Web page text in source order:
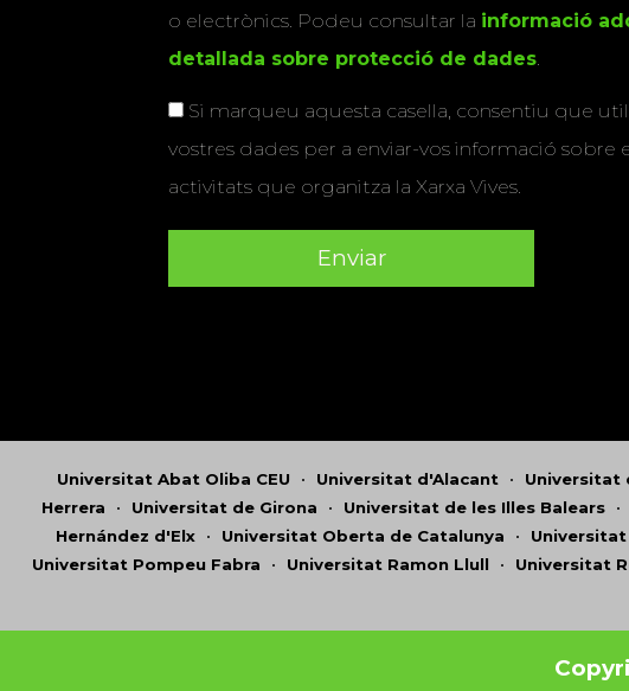
o electrònics. Podeu consultar la informació
detallada sobre protecció de dades
Si marqueu aquesta casella, consentiu que
vostres dades per a enviar-vos informació sobre
activitats que organitza la Xarxa Vives.
Universitat Abat Oliba CEU • Universitat d'Alacant • Universitat
Herrera • Universitat de Girona • Universitat de les Illes Balears •
Hernández d'Elx • Universitat Oberta de Catalunya • Universitat
Universitat Pompeu Fabra • Universitat Ramon Llull • Universitat